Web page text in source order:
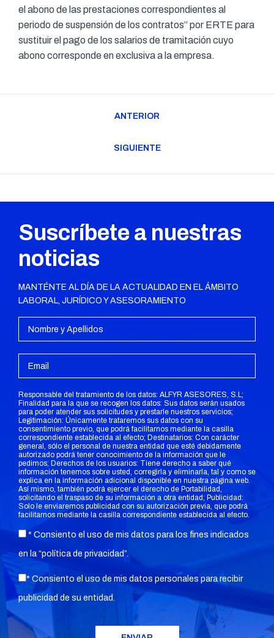
el abono de las prestaciones correspondientes al
periodo de suspensión de los contratos” por ERTE para
sustituir el pago de los salarios de tramitación cuyo
abono corresponde en exclusiva a la empresa.
ANTERIOR
SIGUIENTE
Suscríbete a nuestras
noticias
MANTÉNTE AL DÍA DE LA ACTUALIDAD EN EL ÁMBITO
LABORAL, JURÍDICO Y ASESORAMIENTO
Responsable del tratamiento de los datos: ALFYR ASESORES, S.L;
Finalidad para la que se recogen los datos: Sus datos serán usados
para poder atender sus solicitudes y prestarle nuestros servicios;
Legitimación: Únicamente trataremos sus datos con su
consentimiento previo, que podrá facilitarnos mediante la casilla
correspondiente establecida al efecto; Destinatarios: Con carácter
general, sólo el personal de nuestra entidad que esté debidamente
autorizado podrá tener conocimiento de la información que le
pedimos; Derechos de los usuarios: Tiene derecho a saber qué
información tenemos sobre usted, corregirla y eliminarla, tal y como se
explica en la información adicional disponible en nuestra página web.
Así mismo, también podrá ejercer el derecho de Portabilidad,
solicitando el traspaso de su información a otra entidad; Publicidad:
Solo le enviaremos publicidad con su autorización previa, que podrá
facilitarnos mediante la casilla correspondiente establecida al efecto.
* Consiento el uso de mis datos para los fines indicados
en la “política de privacidad”.
* Consiento el uso de mis datos personales para recibir
publicidad de su entidad.